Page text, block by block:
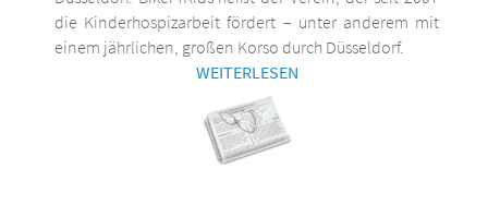
die Kinderhospizarbeit fördert – unter anderem mit
einem jährlichen, großen Korso durch Düsseldorf.
WEITERLESEN